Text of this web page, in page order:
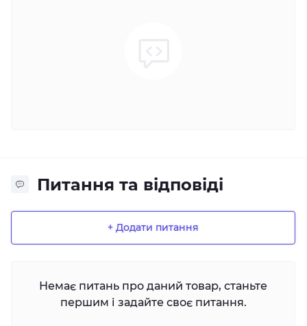
Питання та відповіді
+ Додати питання
Немає питань про даний товар, станьте
першим і задайте своє питання.